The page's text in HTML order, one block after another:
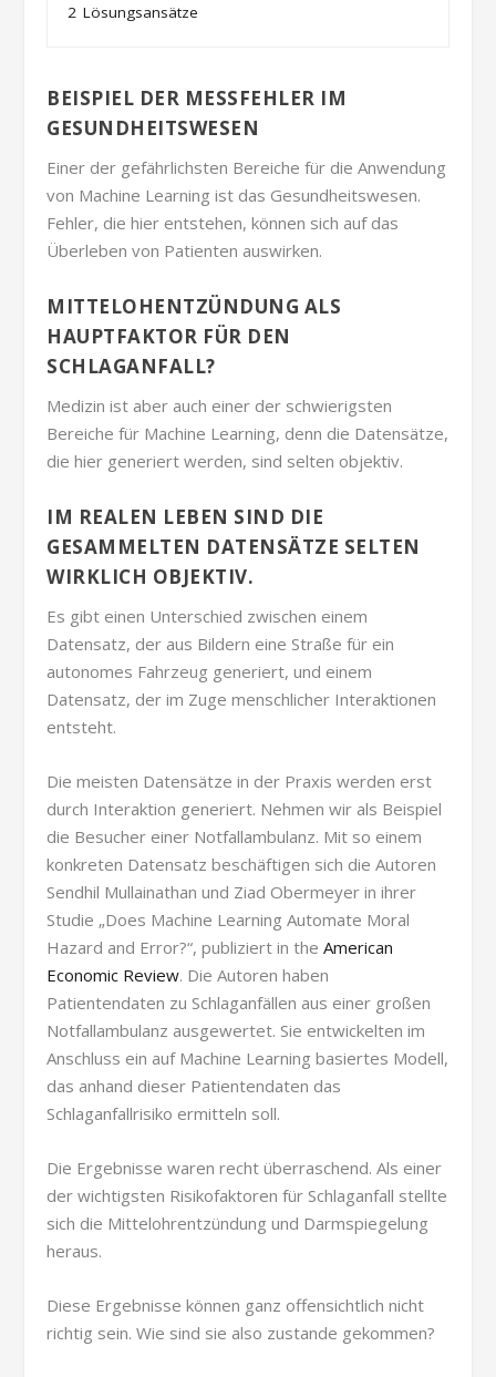
2 Lösungsansätze
BEISPIEL DER MESSFEHLER IM
GESUNDHEITSWESEN
Einer der gefährlichsten Bereiche für die Anwendung
von Machine Learning ist das Gesundheitswesen.
Fehler, die hier entstehen, können sich auf das
Überleben von Patienten auswirken.
MITTELOHENTZÜNDUNG ALS
HAUPTFAKTOR FÜR DEN
SCHLAGANFALL?
Medizin ist aber auch einer der schwierigsten
Bereiche für Machine Learning, denn die Datensätze,
die hier generiert werden, sind selten objektiv.
IM REALEN LEBEN SIND DIE
GESAMMELTEN DATENSÄTZE SELTEN
WIRKLICH OBJEKTIV.
Es gibt einen Unterschied zwischen einem
Datensatz, der aus Bildern eine Straße für ein
autonomes Fahrzeug generiert, und einem
Datensatz, der im Zuge menschlicher Interaktionen
entsteht.
Die meisten Datensätze in der Praxis werden erst
durch Interaktion generiert. Nehmen wir als Beispiel
die Besucher einer Notfallambulanz. Mit so einem
konkreten Datensatz beschäftigen sich die Autoren
Sendhil Mullainathan und Ziad Obermeyer in ihrer
Studie „Does Machine Learning Automate Moral
Hazard and Error?“, publiziert in theAmerican
Economic Review. Die Autoren haben
Patientendaten zu Schlaganfällen aus einer großen
Notfallambulanz ausgewertet. Sie entwickelten im
Anschluss ein auf Machine Learning basiertes Modell,
das anhand dieser Patientendaten das
Schlaganfallrisiko ermitteln soll.
Die Ergebnisse waren recht überraschend. Als einer
der wichtigsten Risikofaktoren für Schlaganfall stellte
sich die Mittelohrentzündung und Darmspiegelung
heraus.
Diese Ergebnisse können ganz offensichtlich nicht
richtig sein. Wie sind sie also zustande gekommen?